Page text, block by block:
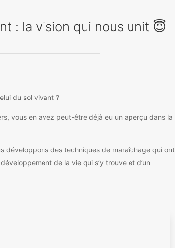
: la vision qui nous unit 😇
du sol vivant ?
vous en avez peut-être déjà eu un aperçu dans la
développons des techniques de maraîchage qui ont
de la vie qui s’y trouve et d’un